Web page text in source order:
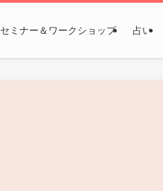
セミナー＆ワークショップ 占い